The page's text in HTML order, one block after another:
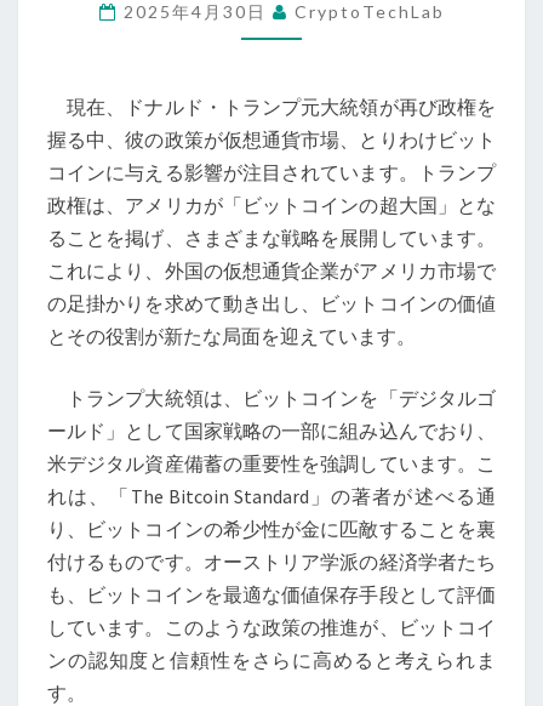
政
進
む
ビ
ッ
ト
コ
イ
ン
戦
略
と
そ
の
意
義
2025年4月30日 CryptoTechLab
現在、ドナルド・トランプ元大統領が再び政権を
握る中、彼の政策が仮想通貨市場、とりわけビット
コインに与える影響が注目されています。トランプ
政権は、アメリカが「ビットコインの超大国」とな
ることを掲げ、さまざまな戦略を展開しています。
これにより、外国の仮想通貨企業がアメリカ市場で
の足掛かりを求めて動き出し、ビットコインの価値
とその役割が新たな局面を迎えています。
トランプ大統領は、ビットコインを「デジタルゴ
ールド」として国家戦略の一部に組み込んでおり、
米デジタル資産備蓄の重要性を強調しています。こ
れは、「The Bitcoin Standard」の著者が述べる通
り、ビットコインの希少性が金に匹敵することを裏
付けるものです。オーストリア学派の経済学者たち
も、ビットコインを最適な価値保存手段として評価
しています。このような政策の推進が、ビットコイ
ンの認知度と信頼性をさらに高めると考えられま
す。